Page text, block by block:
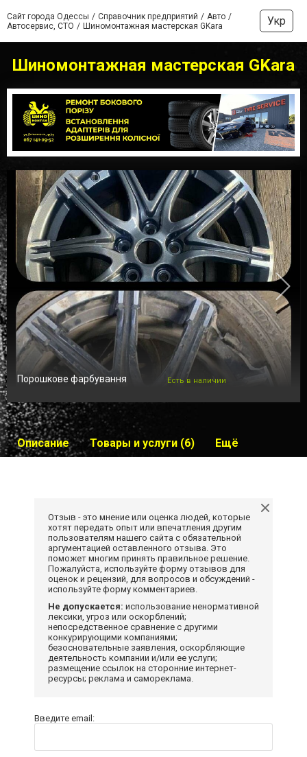
Сайт города Одессы Справочник предприятий
Авто
Автосервис, СТО
Шиномонтажная мастерская GKara Укр
Шиномонтажная мастерская GKara
Порошкове фарбування Есть в наличии
Описание Товары и услуги (6) Ещё
Отзыв - это мнение или оценка людей, которые
хотят передать опыт или впечатления другим
пользователям нашего сайта с обязательной
аргументацией оставленного отзыва. Это
поможет многим принять правильное решение.
Пожалуйста, используйте форму отзывов для
оценок и рецензий, для вопросов и обсуждений -
используйте форму комментариев.
Не допускается: использование ненормативной
лексики, угроз или оскорблений;
непосредственное сравнение с другими
конкурирующими компаниями;
безосновательные заявления, оскорбляющие
деятельность компании и/или ее услуги;
размещение ссылок на сторонние интернет-
ресурсы; реклама и самореклама.
Введите email: